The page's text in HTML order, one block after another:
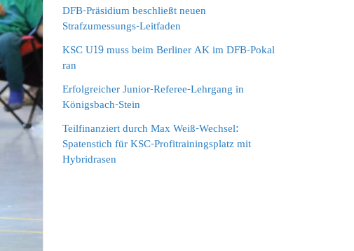
DFB-Präsidium beschließt neuen
Strafzumessungs-Leitfaden
KSC U19 muss beim Berliner AK im DFB-Pokal
ran
Erfolgreicher Junior-Referee-Lehrgang in
Königsbach-Stein
Teilfinanziert durch Max Weiß-Wechsel:
Spatenstich für KSC-Profitrainingsplatz mit
Hybridrasen